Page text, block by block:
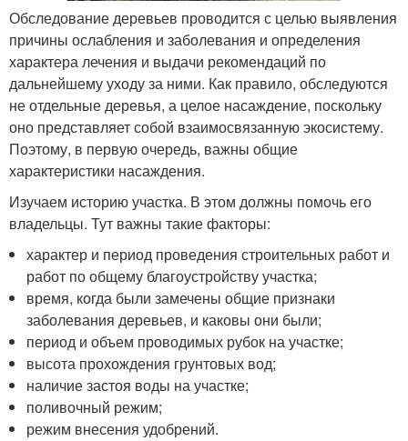
Обследование деревьев проводится с целью выявления
причины ослабления и заболевания и определения
характера лечения и выдачи рекомендаций по
дальнейшему уходу за ними. Как правило, обследуются
не отдельные деревья, а целое насаждение, поскольку
оно представляет собой взаимосвязанную экосистему.
Поэтому, в первую очередь, важны общие
характеристики насаждения.
Изучаем историю участка. В этом должны помочь его
владельцы. Тут важны такие факторы:
характер и период проведения строительных работ и
работ по общему благоустройству участка;
время, когда были замечены общие признаки
заболевания деревьев, и каковы они были;
период и объем проводимых рубок на участке;
высота прохождения грунтовых вод;
наличие застоя воды на участке;
поливочный режим;
режим внесения удобрений.